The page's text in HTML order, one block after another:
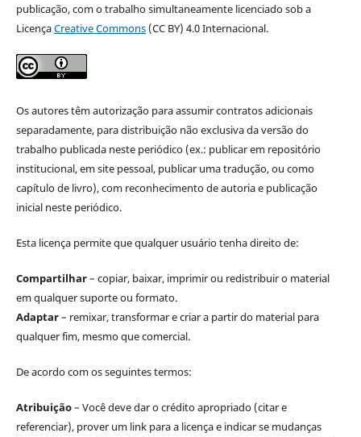
publicação, com o trabalho simultaneamente licenciado sob a
LicençaCreative Commons(CC BY) 4.0 Internacional.
Os autores têm autorização para assumir contratos adicionais
separadamente, para distribuição não exclusiva da versão do
trabalho publicada neste periódico (ex.: publicar em repositório
institucional, em site pessoal, publicar uma tradução, ou como
capítulo de livro), com reconhecimento de autoria e publicação
inicial neste periódico.
Esta licença permite que qualquer usuário tenha direito de:
Compartilhar– copiar, baixar, imprimir ou redistribuir o material
em qualquer suporte ou formato.
Adaptar– remixar, transformar e criar a partir do material para
qualquer fim, mesmo que comercial.
De acordo com os seguintes termos:
Atribuição– Você deve dar o crédito apropriado (citar e
referenciar), prover um link para a licença e indicar se mudanças